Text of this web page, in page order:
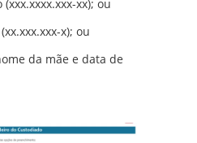
xx); ou
x); ou
da mãe e data de